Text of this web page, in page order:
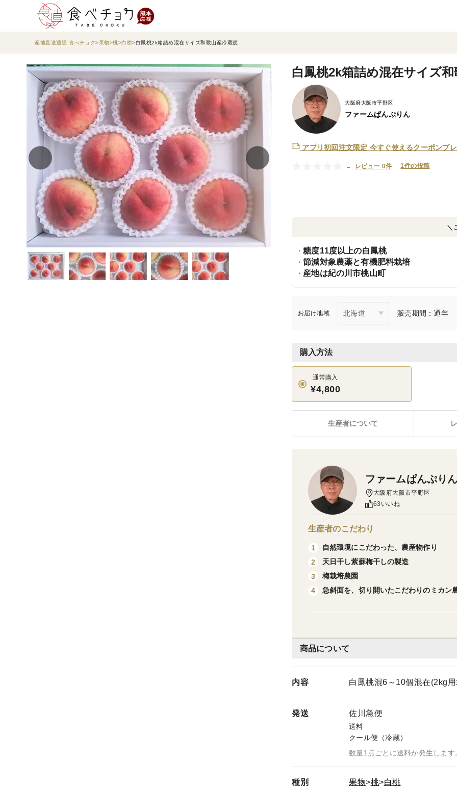
産地直送通販 食べチョク 果物 桃 白桃 白鳳桃2k箱詰め混在サイズ和歌山産冷蔵便
白鳳桃2k箱詰め混在サイズ
大阪府大阪市平野区
ファームぱんぷりん
アプリ初回注文限定 今すぐ使えるクーポンプ
- レビュー 0件 1件の投稿
＼
糖度11度以上の白鳳桃
節減対象農薬と有機肥料栽培
産地は紀の川市桃山町
お届け地域 販売期間：通年
購入方法
通常購入
¥4,800
生産者について
商品について
内容 白鳳桃混6～10個混在(2kg
発送 佐川急便
送料
クール便（冷蔵）
数量1点ごとに送料が発生します
種別 果物 桃
白桃
ファームぱんぷりん
大阪府大阪市平野区
63いいね
生産者のこだわり
1
自然環境にこだわった、農産物作り
2
天日干し紫蘇梅干しの製造
3
梅栽培農園
4
急斜面を、切り開いたこだわりのミカン